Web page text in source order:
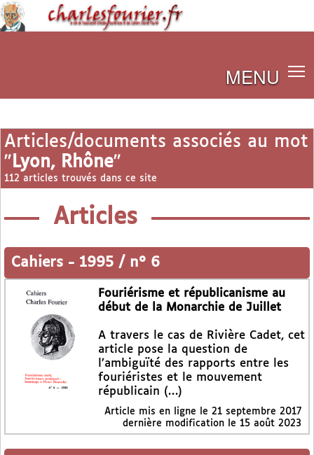
MENU
Articles/documents associés au mot
" Lyon, Rhône"
112 articles trouvés dans ce site
Articles
Cahiers - 1995 / n° 6
Fouriérisme et républicanisme au
début de la Monarchie de Juillet
A travers le cas de Rivière Cadet, cet
article pose la question de
l’ambiguïté des rapports entre les
fouriéristes et le mouvement
républicain (…)
Article mis en ligne le 21 septembre 2017
dernière modification le 15 août 2023